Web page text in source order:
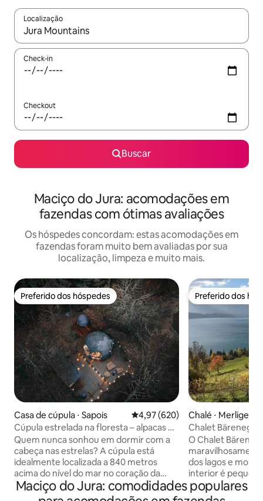
Localização
Quando os resultados estiverem disponíveis, explore-os
Check-in
Checkout
Buscar
Maciço do Jura: acomodações em
fazendas com ótimas avaliações
Os hóspedes concordam: estas acomodações em
fazendas foram muito bem avaliadas por sua
localização, limpeza e muito mais.
Preferido dos hóspedes
Preferido dos hóspedes
Casa de cúpula ⋅ Sapois 4,97 de uma avaliação média de
4,97 (620)
Cúpula estrelada na floresta – alpacas e
natureza em Gérardmer
Quem nunca sonhou em dormir com a
cabeça nas estrelas? A cúpula está
idealmente localizada a 840 metros
acima do nível do mar no coração da
floresta dos Vosges, isolada de todos os
vizinhos, para uma tranquilidade ideal.
Preferido dos
Preferido dos
Chalé ⋅ Merligen
Chalet Bärenegg:
no Lago de Thun
O Chalet
dos lagos e
interior é
de
recantos ao ar
Maciço do Jura: comodidades populares